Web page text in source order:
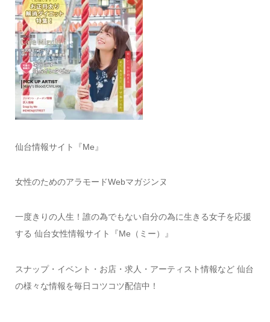
仙台情報サイト『Me』
女性のためのアラモードWebマガジンヌ
一度きりの人生！誰の為でもない自分の為に生きる女子を応援
する 仙台女性情報サイト『Me（ミー）』
スナップ・イベント・お店・求人・アーティスト情報など 仙台
の様々な情報を毎日コツコツ配信中！